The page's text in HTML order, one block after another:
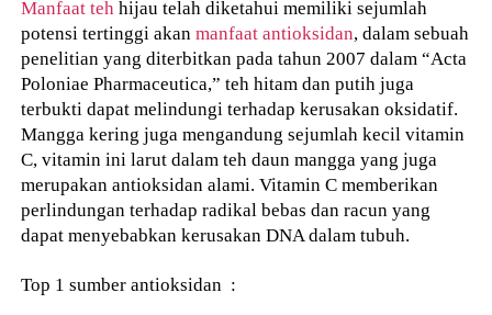
Manfaat teh hijau telah diketahui memiliki sejumlah
potensi tertinggi akanmanfaat antioksidan, dalam sebuah
penelitian yang diterbitkan pada tahun 2007 dalam “Acta
Poloniae Pharmaceutica,” teh hitam dan putih juga
terbukti dapat melindungi terhadap kerusakan oksidatif.
Mangga kering juga mengandung sejumlah kecil vitamin
C, vitamin ini larut dalam teh daun mangga yang juga
merupakan antioksidan alami. Vitamin C memberikan
perlindungan terhadap radikal bebas dan racun yang
dapat menyebabkan kerusakan DNA dalam tubuh.
Top 1 sumber antioksidan :